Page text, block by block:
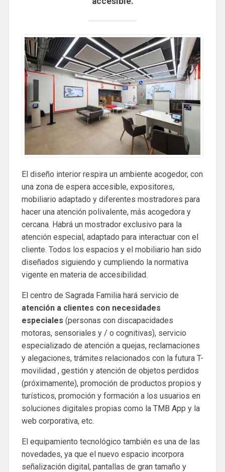
El diseño interior respira un ambiente acogedor, con
una zona de espera accesible, expositores,
mobiliario adaptado y diferentes mostradores para
hacer una atención polivalente, más acogedora y
cercana. Habrá un mostrador exclusivo para la
atención especial, adaptado para interactuar con el
cliente. Todos los espacios y el mobiliario han sido
diseñados siguiendo y cumpliendo la normativa
vigente en materia de accesibilidad.
El centro de Sagrada Familia hará servicio de
atención a clientes con necesidades
especiales (personas con discapacidades
motoras, sensoriales y / o cognitivas), servicio
especializado de atención a quejas, reclamaciones
y alegaciones, trámites relacionados con la futura T-
movilidad , gestión y atención de objetos perdidos
(próximamente), promoción de productos propios y
turísticos, promoción y formación a los usuarios en
soluciones digitales propias como la TMB App y la
web corporativa, etc.
El equipamiento tecnológico también es una de las
novedades, ya que el nuevo espacio incorpora
señalización digital, pantallas de gran tamaño y